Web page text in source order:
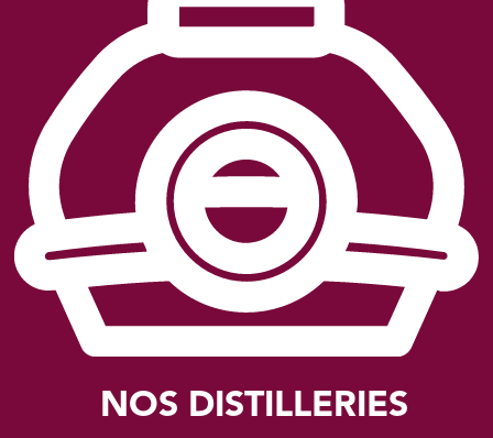
NOS DISTILLERIES